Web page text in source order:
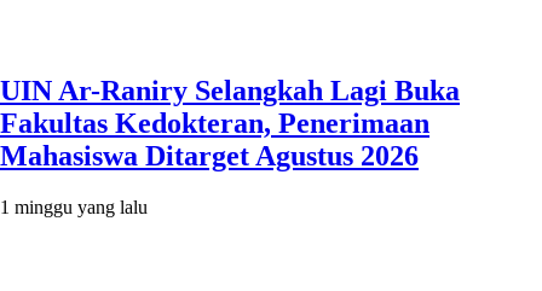
UIN Ar-Raniry Selangkah Lagi Buka
Fakultas Kedokteran, Penerimaan
Mahasiswa Ditarget Agustus 2026
1 minggu yang lalu